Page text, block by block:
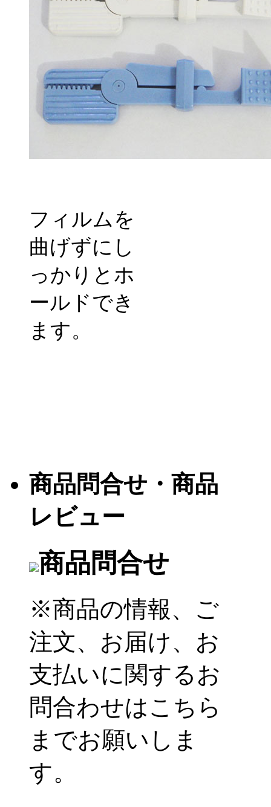
フィルムを
曲げずにし
っかりとホ
ールドでき
ます。
商品問合せ・商品
レビュー
商品問合せ
※商品の情報、ご
注文、お届け、お
支払いに関するお
問合わせはこちら
までお願いしま
す。